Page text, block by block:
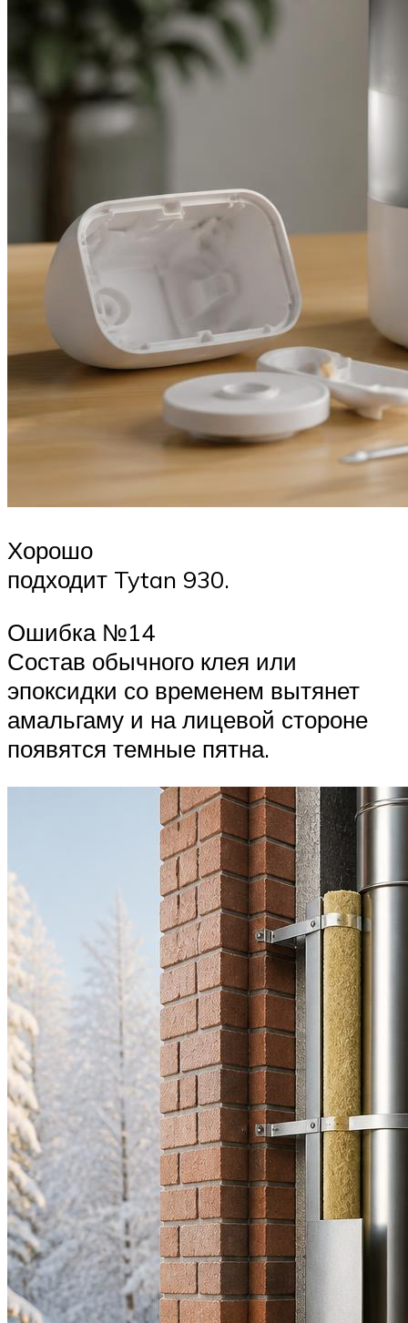
Хорошо
подходит Tytan 930.
Ошибка №14
Состав обычного клея или
эпоксидки со временем вытянет
амальгаму и на лицевой стороне
появятся темные пятна.